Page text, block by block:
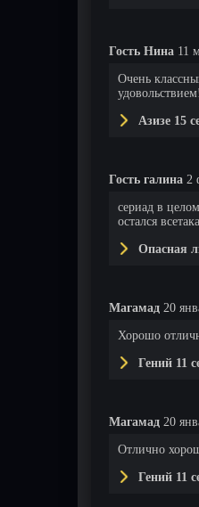
Гость Нина 11
Очень
удовольствием!
Азизе 15
Гость галина 2
сериад в
остался
Опасная
Магамад 20
Хорошо
Гений 11
Магамад 20
Отлично
Гений 11